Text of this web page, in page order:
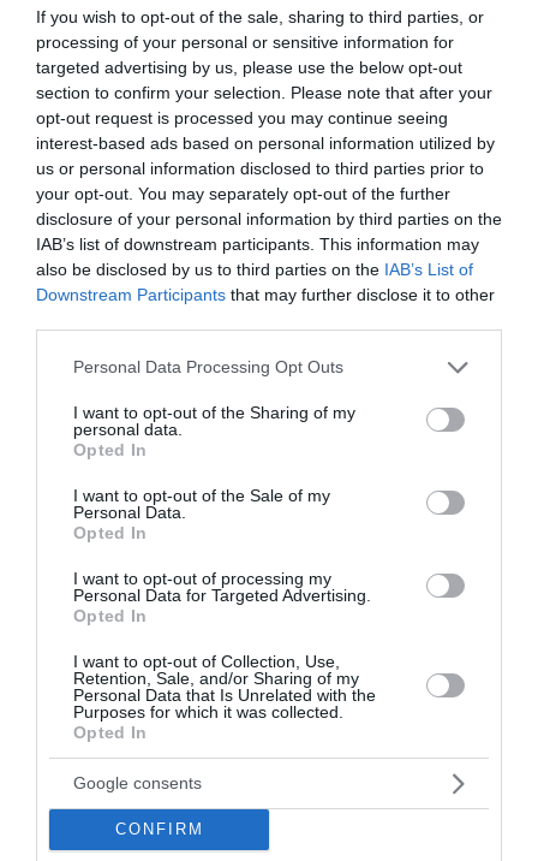
If you wish to opt-out of the sale, sharing to third parties, or
processing of your personal or sensitive information for
targeted advertising by us, please use the below opt-out
section to confirm your selection. Please note that after your
opt-out request is processed you may continue seeing
interest-based ads based on personal information utilized by
us or personal information disclosed to third parties prior to
your opt-out. You may separately opt-out of the further
disclosure of your personal information by third parties on the
IAB’s list of downstream participants. This information may
also be disclosed by us to third parties on the IAB’s List of
Downstream Participants that may further disclose it to other
Please note that this website/app uses one or more Google
not limited to your visit or usage behaviour. You may click to
grant or deny consent to Google and its third-party tags to
use your data for below specified purposes in below Google
consent section.
Personal Data Processing Opt Outs
I want to opt-out of the Sharing of my
personal data.
Opted In
I want to opt-out of the Sale of my
Personal Data.
Opted In
I want to opt-out of processing my
Personal Data for Targeted Advertising.
Opted In
I want to opt-out of Collection, Use,
Retention, Sale, and/or Sharing of my
Personal Data that Is Unrelated with the
Purposes for which it was collected.
Opted In
Google consents
CONFIRM
Υπεγράφη η συμφωνία της Atlantic-See LNG
Trade (AΚTOR-ΔΕΠΑ) για το αμερικανικό LNG
Ακολουθήστε το Lykavitos.gr
στο Google News
και μάθετε πρώτοι όλες τις
ειδήσεις
εκπαιδευτικός και τέσσερις τραυματίες
Έως 1.000 ευρώ από τον ΟΠΕΚΑ – Ποιοι είναι οι δικαιούχοι
Marfin: Απολογείται σήμερα η 46χρονη που εκδόθηκε από
τη Βρετανία
Ιράν: Σχέδιο για απαγόρευση διέλευσης αμερικανικών και
ισραηλινών πλοίων από τα Στενά του Ορμούζ
Σαν σήμερα - 7 Αυγούστου
Η Χώρα Σκύρου
Εορτολόγιο: Ποιοι γιορτάζουν σήμερα
Πώς το πράσινο τσάι μπορεί να υποστηρίξει την υγεία
του ήπατος